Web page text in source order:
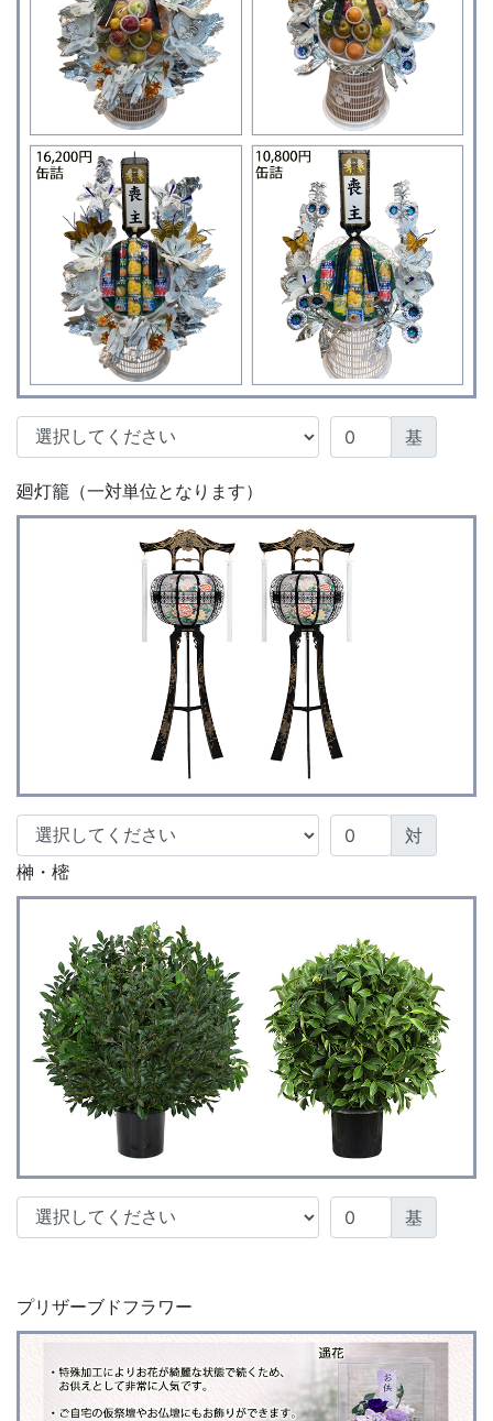
基
廻灯籠（一対単位となります）
対
榊・樒
基
プリザーブドフラワー